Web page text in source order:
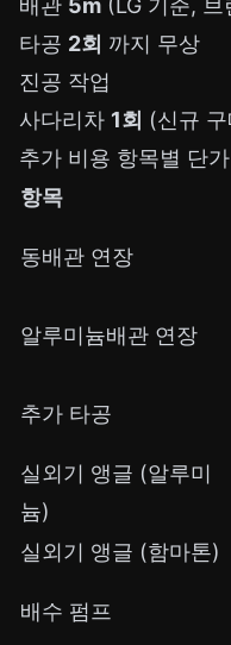
배관 5m (LG 기준,
타공 2회 까지 무상
진공 작업
사다리차 1회 (신규
추가 비용 항목별 단
항목
동배관 연장
알루미늄배관 연장
추가 타공
실외기 앵글 (알루미
늄)
실외기 앵글 (함마톤)
배수 펌프